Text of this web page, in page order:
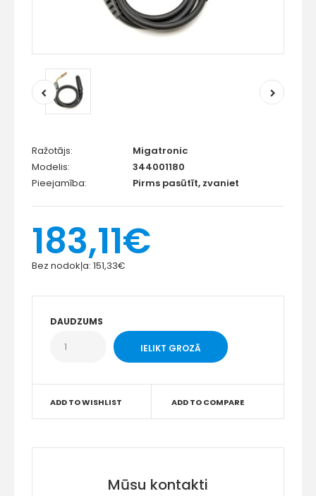
Ražotājs:
Migatronic
Modelis:
344001180
Pieejamība:
Pirms pasūtīt, zvaniet
183,11€
Bez nodokļa: 151,33€
DAUDZUMS
ADD TO WISHLIST ADD TO COMPARE
Mūsu kontakti